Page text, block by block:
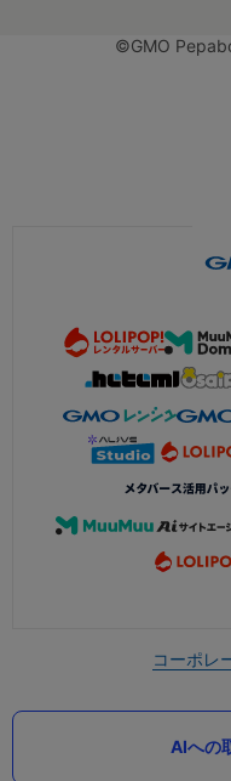
©GMO
コーポレ
AIへの